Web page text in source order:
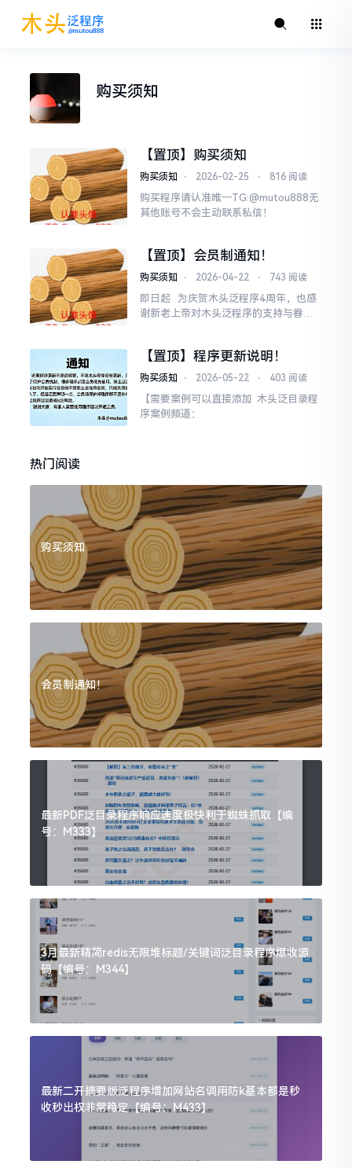
购买须知
【置顶】购买须知
购买须知 ⋅ 2026-02-25 ⋅ 816 阅读
购买程序请认准唯一TG:@mutou888无
其他账号不会主动联系私信！
【置顶】会员制通知！
购买须知 ⋅ 2026-04-22 ⋅ 743 阅读
即日起 为庆贺木头泛程序4周年，也感
谢新老上帝对木头泛程序的支持与眷
【置顶】程序更新说明！
购买须知 ⋅ 2026-05-22 ⋅ 403 阅读
【需要案例可以直接添加 木头泛目录程
序案例频道：
热门阅读
购买须知
会员制通知！
最新PDF泛目录程序响应速度极快利于蜘蛛抓取【编
号：M333】
3月最新精简redis无限堆标题/关键词泛目录程序爆收源
码【编号：M344】
最新二开摘要版泛程序增加网站名调用防k基本都是秒
收秒出权非常稳定【编号：M433】